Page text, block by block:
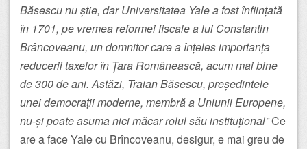
Băsescu nu știe, dar Universitatea Yale a fost înființată
în 1701, pe vremea reformei fiscale a lui Constantin
Brâncoveanu, un domnitor care a înțeles importanța
reducerii taxelor în Țara Românească, acum mai bine
de 300 de ani. Astăzi, Traian Băsescu, președintele
unei democrații moderne, membră a Uniunii Europene,
nu-și poate asuma nici măcar rolul său instituțional”Ce
are a face Yale cu Brîncoveanu, desigur, e mai greu de